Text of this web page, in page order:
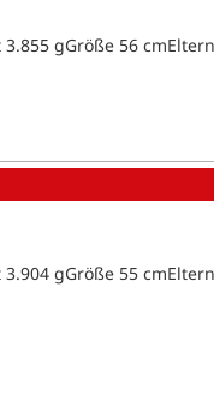
gGröße 56
gGröße 55